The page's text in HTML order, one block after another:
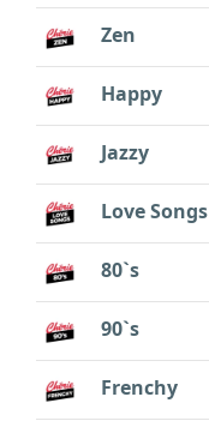
Zen
Happy
Jazzy
Love Songs
80`s
90`s
Frenchy